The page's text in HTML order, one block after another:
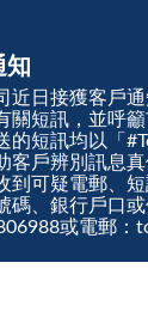
知
近日接獲客戶
關短訊，並呼
的短訊均以「
客戶辨別訊息真
到可疑電郵、
碼、銀行戶口
或電郵：